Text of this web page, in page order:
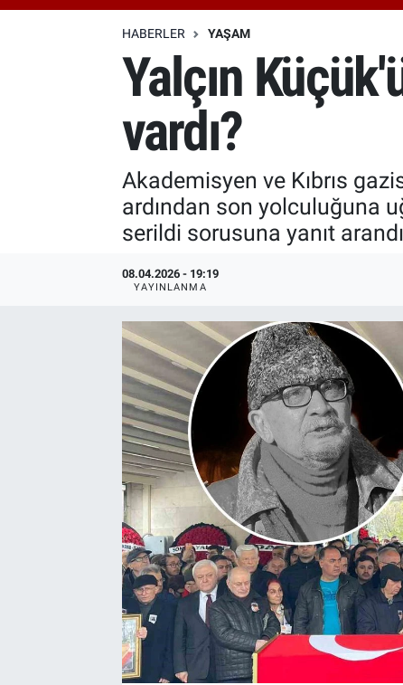
HABERLER YAŞAM
Yalçın
vardı?
Akademisyen ve Kıbrıs
ardından son yolculuğuna
serildi sorusuna yanıt
08.04.2026 - 19:19
YAYINLANMA
Özel Haberler
Özel Haberler
Erişim Bilgileri
Haber Arşivi